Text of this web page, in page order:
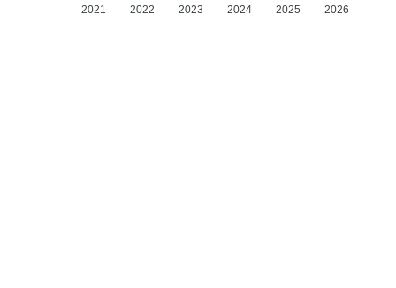
2021 2022 2023 2024 2025 2026